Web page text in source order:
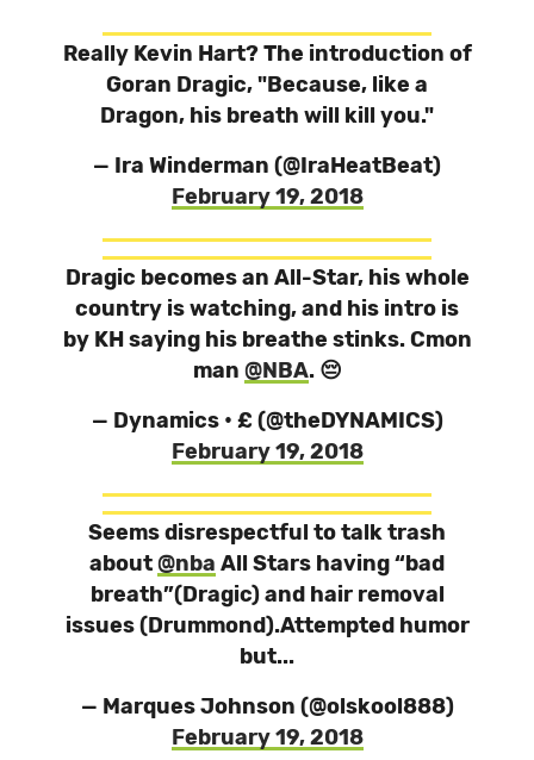
Really Kevin Hart? The introduction of
Goran Dragic, "Because, like a
Dragon, his breath will kill you."
— Ira Winderman (@IraHeatBeat)
February 19, 2018
Dragic becomes an All-Star, his whole
country is watching, and his intro is
by KH saying his breathe stinks. Cmon
man @NBA. 😔
— Dynamics • £ (@theDYNAMICS)
February 19, 2018
Seems disrespectful to talk trash
about@nba All Stars having “bad
breath”(Dragic) and hair removal
issues (Drummond).Attempted humor
but...
— Marques Johnson (@olskool888)
February 19, 2018